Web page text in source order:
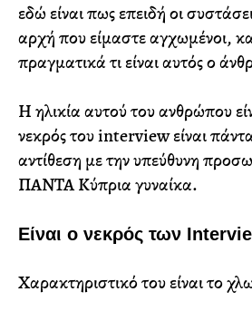
εδώ είναι πως επειδή οι
αρχή που είμαστε αγχωμένοι,
πραγματικά τι είναι αυτός ο
Η ηλικία αυτού του ανθρώπου
νεκρός του interview είναι
αντίθεση με την υπεύθυνη
ΠΑΝΤΑ Κύπρια γυναίκα.
Είναι ο νεκρός των
Χαρακτηριστικό του είναι το